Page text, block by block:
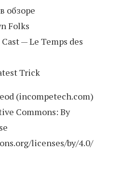
обзоре
Folks
— Le Temps des
Trick
(incompetech.com)
Commons: By
licenses/by/4.0/